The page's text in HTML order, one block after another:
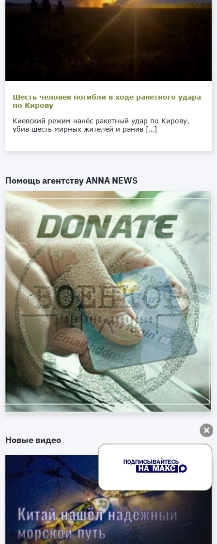
Шесть человек погибли в ходе ракетного удара
по Кирову
Киевский режим нанёс ракетный удар по Кирову,
убив шесть мирных жителей и ранив […]
Помощь агентствуANNA NEWS
Новые видео